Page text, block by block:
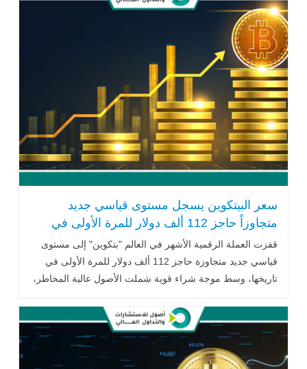
سعر البيتكوين يسجل مستوى قياسي جديد
متجاوزاً حاجز 112 ألف دولار للمرة الأولى في
تاريخه
قفزت العملة الرقمية الأشهر في العالم "بتكوين" إلى مستوى
قياسي جديد متجاوزة حاجز 112 ألف دولار للمرة الأولى في
تاريخها، وسط موجة شراء قوية شملت الأصول عالية المخاطر،